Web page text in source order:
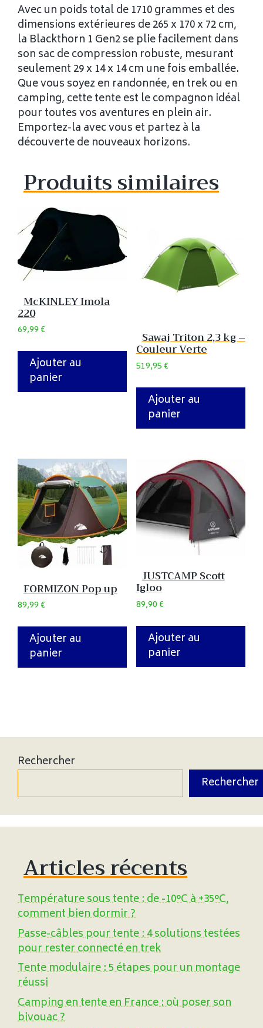
Avec un poids total de 1710 grammes et des
dimensions extérieures de 265 x 170 x 72 cm,
la Blackthorn 1 Gen2 se plie facilement dans
son sac de compression robuste, mesurant
seulement 29 x 14 x 14 cm une fois emballée.
Que vous soyez en randonnée, en trek ou en
camping, cette tente est le compagnon idéal
pour toutes vos aventures en plein air.
Emportez-la avec vous et partez à la
découverte de nouveaux horizons.
Produits similaires
McKINLEY Imola
220
69,99€
Ajouter au
panier
Sawaj Triton 2,3 kg –
Couleur Verte
519,95€
Ajouter au
panier
FORMIZON Pop up
89,99€
Ajouter au
panier
JUSTCAMP Scott
Igloo
89,90€
Ajouter au
panier
Rechercher
Rechercher
Articles récents
Température sous tente : de -10°C à +35°C,
comment bien dormir ?
Passe-câbles pour tente : 4 solutions testées
pour rester connecté en trek
Tente modulaire : 5 étapes pour un montage
réussi
Camping en tente en France : où poser son
bivouac ?